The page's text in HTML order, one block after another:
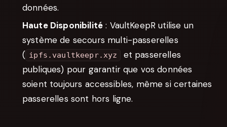
données.
Haute Disponibilité : VaultKeepR utilise un
système de secours multi-passerelles
( ipfs.vaultkeepr.xyz
et passerelles
publiques) pour garantir que vos données
soient toujours accessibles, même si certaines
passerelles sont hors ligne.